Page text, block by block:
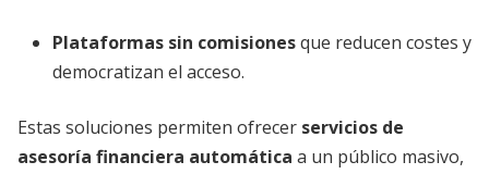
Plataformas sin comisionesque reducen costes y
democratizan el acceso.
Estas soluciones permiten ofrecer servicios de
asesoría financiera automática a un público masivo,